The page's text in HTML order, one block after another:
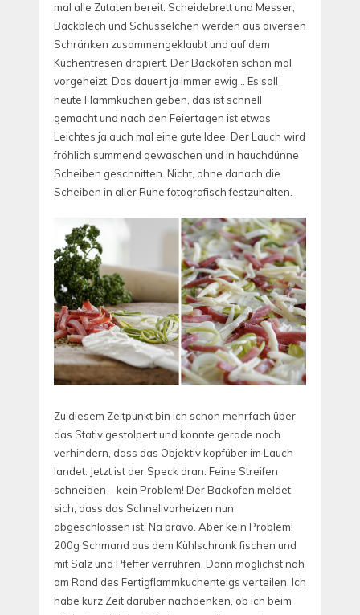
mal alle Zutaten bereit. Scheidebrett und Messer,
Backblech und Schüsselchen werden aus diversen
Schränken zusammengeklaubt und auf dem
Küchentresen drapiert. Der Backofen schon mal
vorgeheizt. Das dauert ja immer ewig… Es soll
heute Flammkuchen geben, das ist schnell
gemacht und nach den Feiertagen ist etwas
Leichtes ja auch mal eine gute Idee. Der Lauch wird
fröhlich summend gewaschen und in hauchdünne
Scheiben geschnitten. Nicht, ohne danach die
Scheiben in aller Ruhe fotografisch festzuhalten.
Zu diesem Zeitpunkt bin ich schon mehrfach über
das Stativ gestolpert und konnte gerade noch
verhindern, dass das Objektiv kopfüber im Lauch
landet. Jetzt ist der Speck dran. Feine Streifen
schneiden – kein Problem! Der Backofen meldet
sich, dass das Schnellvorheizen nun
abgeschlossen ist. Na bravo. Aber kein Problem!
200g Schmand aus dem Kühlschrank fischen und
mit Salz und Pfeffer verrühren. Dann möglichst nah
am Rand des Fertigflammkuchenteigs verteilen. Ich
habe kurz Zeit darüber nachdenken, ob ich beim